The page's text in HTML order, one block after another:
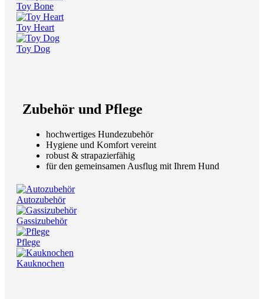
Toy Bone
Toy Heart
Toy Dog
Zubehör und Pflege
hochwertiges Hundezubehör
Hygiene und Komfort vereint
robust & strapazierfähig
für den gemeinsamen Ausflug mit Ihrem Hund
Autozubehör
Gassizubehör
Pflege
Kauknochen